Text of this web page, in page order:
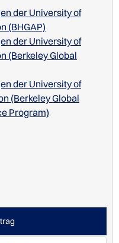
der University of
(BHGAP)
der University of
(Berkeley Global
der University of
(Berkeley Global
Program)